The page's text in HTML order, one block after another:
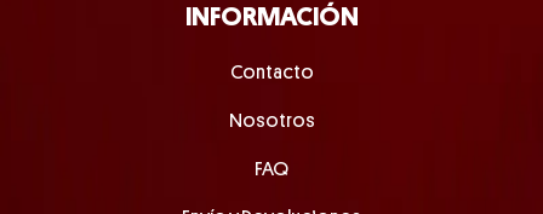
INFORMACIÓN
Contacto
Nosotros
FAQ